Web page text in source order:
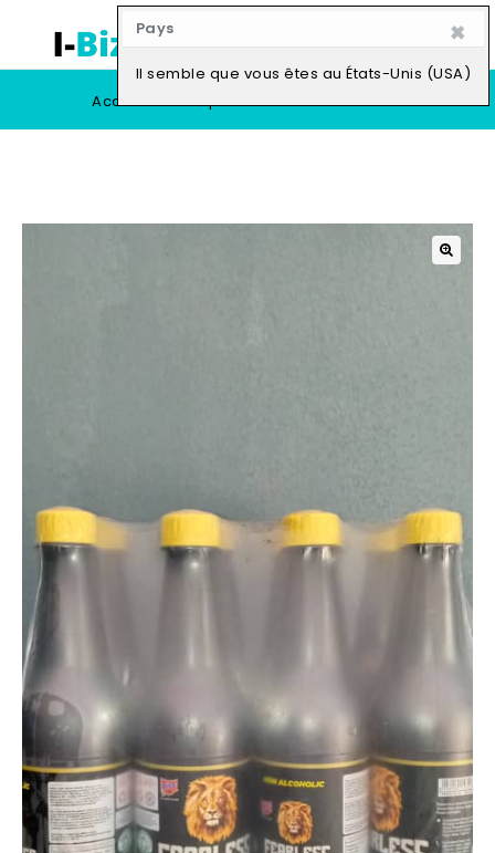
Pays ×
Il semble que vous êtes au États-Unis (USA)
0
Accueil Boutique Vendre